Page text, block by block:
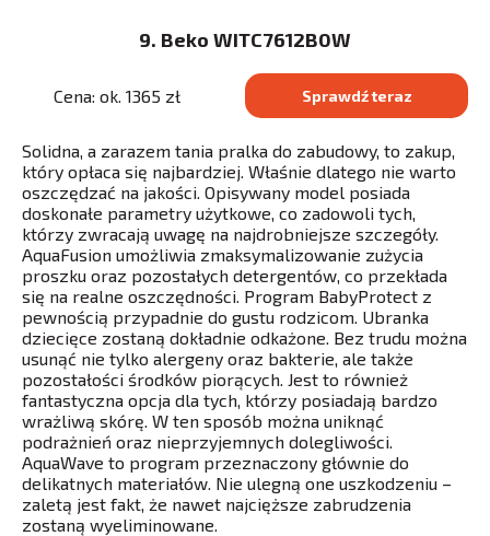
9. Beko WITC7612B0W
Cena: ok. 1365 zł Sprawdź teraz
Solidna, a zarazem tania pralka do zabudowy, to zakup,
który opłaca się najbardziej. Właśnie dlatego nie warto
oszczędzać na jakości. Opisywany model posiada
doskonałe parametry użytkowe, co zadowoli tych,
którzy zwracają uwagę na najdrobniejsze szczegóły.
AquaFusion umożliwia zmaksymalizowanie zużycia
proszku oraz pozostałych detergentów, co przekłada
się na realne oszczędności. Program BabyProtect z
pewnością przypadnie do gustu rodzicom. Ubranka
dziecięce zostaną dokładnie odkażone. Bez trudu można
usunąć nie tylko alergeny oraz bakterie, ale także
pozostałości środków piorących. Jest to również
fantastyczna opcja dla tych, którzy posiadają bardzo
wrażliwą skórę. W ten sposób można uniknąć
podrażnień oraz nieprzyjemnych dolegliwości.
AquaWave to program przeznaczony głównie do
delikatnych materiałów. Nie ulegną one uszkodzeniu –
zaletą jest fakt, że nawet najcięższe zabrudzenia
zostaną wyeliminowane.